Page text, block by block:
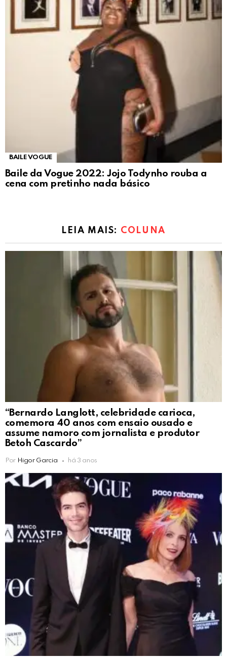
BAILE VOGUE
Baile da Vogue 2022: Jojo Todynho rouba a
cena com pretinho nada básico
LEIA MAIS: COLUNA
“Bernardo Langlott, celebridade carioca,
comemora 40 anos com ensaio ousado e
assume namoro com jornalista e produtor
Betoh Cascardo”
Por Higor Garcia há 3 anos